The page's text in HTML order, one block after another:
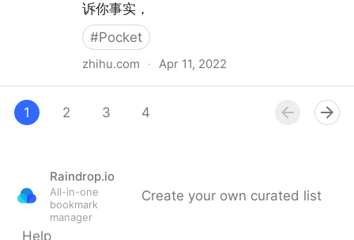
诉你事实，
#Pocket
zhihu.com · Apr 11, 2022
1
2 3 4
Raindrop.io
All-in-one
bookmark
manager
Create your own curated list
Help